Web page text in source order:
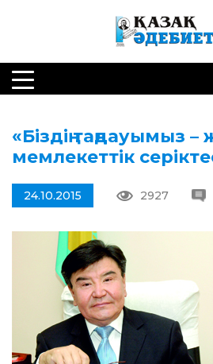
«Біздің таңдауымыз
мемлекеттік
24.10.2015 2927